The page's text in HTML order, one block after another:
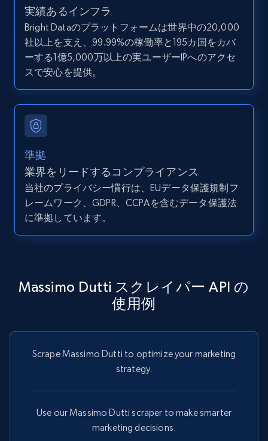
実績あるインフラ
Bright Dataのプラットフォームは世界中の20,000
社以上を支え、99.99%の稼働率と195カ国をカバ
ーする1億5,000万以上の実ユーザーIPへのアクセ
スで安心を提供。
準拠
業界をリードするコンプライアンス
当社のプライバシー慣行は、EUデータ保護規制フ
レームワーク、GDPR、CCPAを含むデータ保護法
に準拠しています。
Massimo Dutti スクレイパー API の
使用例
Scrape Massimo Dutti to optimize your marketing
strategy.
Use our Massimo Dutti scraper to make smarter
marketing decisions.